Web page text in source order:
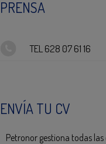
PRENSA
TEL 628 07 61 16
ENVÍA TU CV
Petronor gestiona todas